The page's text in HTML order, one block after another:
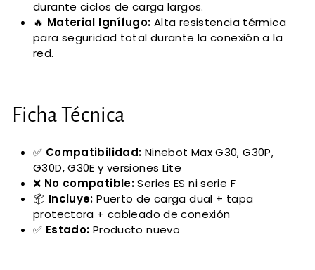
durante ciclos de carga largos.
🔥 Material Ignífugo: Alta resistencia térmica
para seguridad total durante la conexión a la
red.
Ficha Técnica
✅ Compatibilidad: Ninebot Max G30, G30P,
G30D, G30E y versiones Lite
❌ No compatible:Series ES ni serie F
📦 Incluye: Puerto de carga dual + tapa
protectora + cableado de conexión
✅ Estado: Producto nuevo